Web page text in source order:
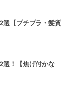
選【プチプラ・髪質
選！【焦げ付かな